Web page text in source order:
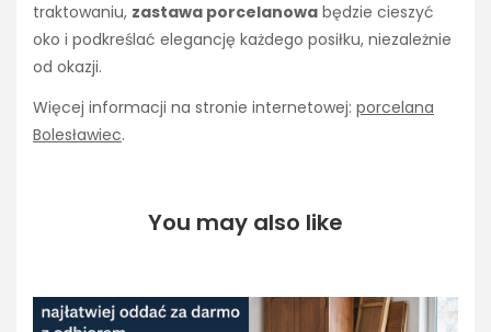
traktowaniu, zastawa porcelanowa będzie cieszyć
oko i podkreślać elegancję każdego posiłku, niezależnie
od okazji.
Więcej informacji na stronie internetowej: porcelana
Bolesławiec.
You may also like